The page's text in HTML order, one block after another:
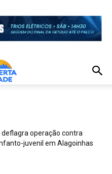
deflagra operação contra
juvenil em Alagoinhas